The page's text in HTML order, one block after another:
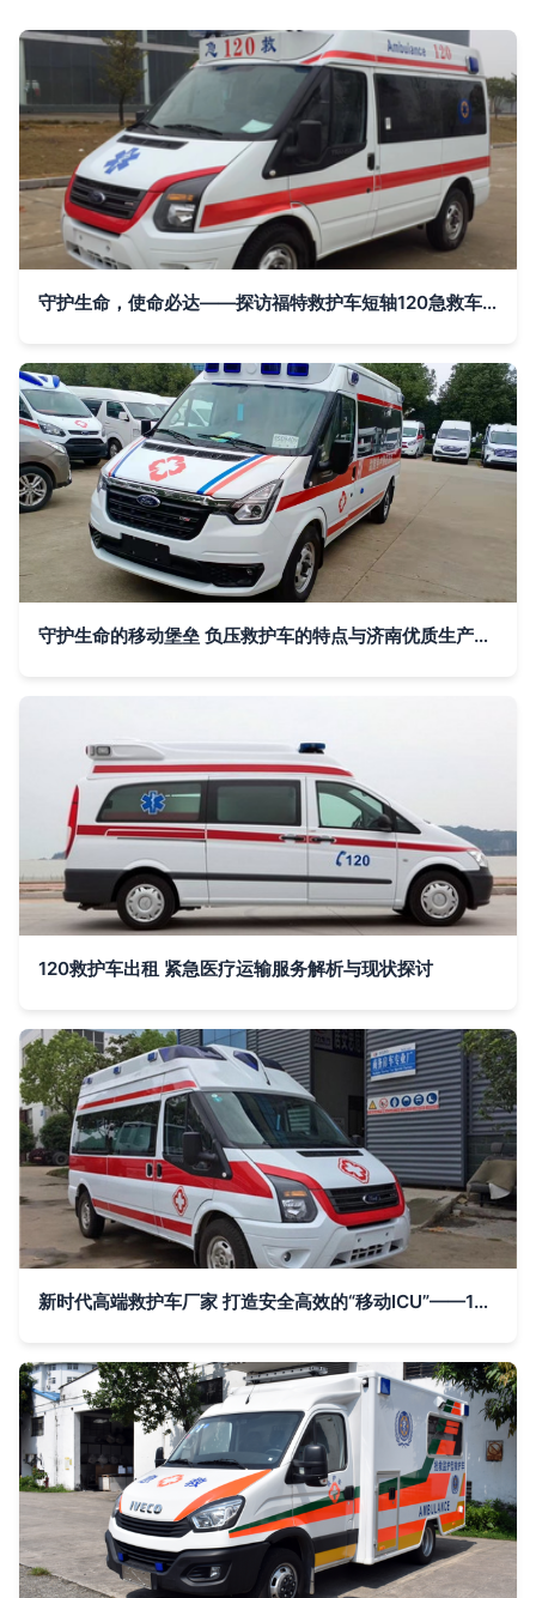
守护生命，使命必达——探访福特救护车短轴120急救车专业生产厂家
守护生命的移动堡垒 负压救护车的特点与济南优质生产厂家
120救护车出租 紧急医疗运输服务解析与现状探讨
新时代高端救护车厂家 打造安全高效的“移动ICU”——120抢救车与救护车的革新之路